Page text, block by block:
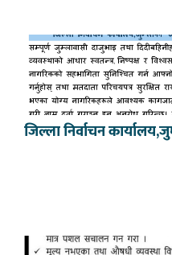
जिल्ला निर्वाचन